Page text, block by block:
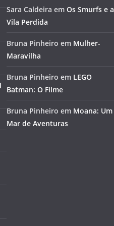
Sara Caldeira em Os Smurfs e a
Vila Perdida
Bruna Pinheiro em Mulher-
Maravilha
Bruna Pinheiro em LEGO
Batman: O Filme
Bruna Pinheiro em Moana: Um
Mar de Aventuras